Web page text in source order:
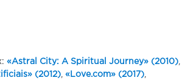
«Astral City: A Spiritual Journey» (2010)
(2012) «Love.com» (2017)